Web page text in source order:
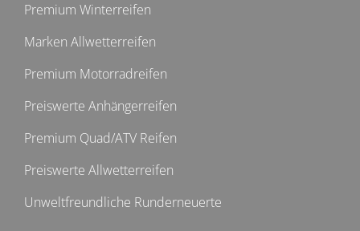
Premium Winterreifen
Marken Allwetterreifen
Premium Motorradreifen
Preiswerte Anhängerreifen
Premium Quad/ATV Reifen
Preiswerte Allwetterreifen
Unweltfreundliche Runderneuerte